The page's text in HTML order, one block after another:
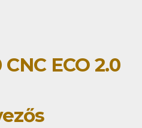
CNC ECO 2.0